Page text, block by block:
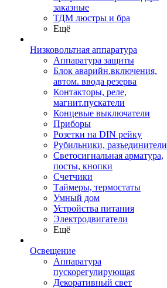
заказные
ТДМ люстры и бра
Ещё
Низковольтная аппаратура
Аппаратура защиты
Блок аварийн.включения,
автом. ввода резерва
Контакторы, реле,
магнит.пускатели
Концевые выключатели
Приборы
Розетки на DIN рейку
Рубильники, разъединители
Светосигнальная арматура,
посты, кнопки
Счетчики
Таймеры, термостаты
Умный дом
Устройства питания
Электродвигатели
Ещё
Освещение
Аппаратура
пускорегулирующая
Декоративный свет